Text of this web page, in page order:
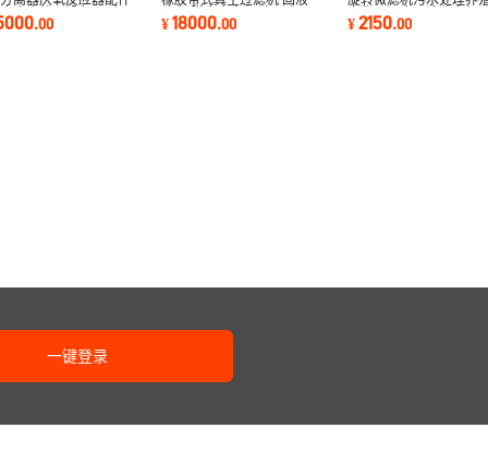
废水处理设备 固液
备 .00
分离 脱水率高 源头厂家
¥18000.00
宰化工污水固液分离机
钢自动微滤机
¥2150.00
一键登录